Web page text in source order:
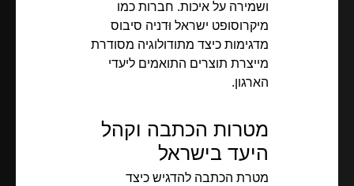
ושמירה על איכות. חברות כמו
מיקרוסופט ישראל וּדניה סיבוס
מדגימות כיצד מתודולוגיה מסודרת
מייצרת תוצרים התואמים ליעדי
הארגון.
מטרות הכתבה וקהל
היעד בישראל
מטרת הכתבה להדגיש כיצד